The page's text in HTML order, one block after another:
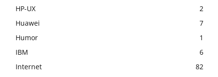
HP-UX
2
Huawei
7
Humor
1
IBM
6
Internet
82